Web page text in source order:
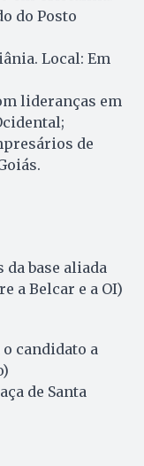
do Posto
Local: Em
lideranças em
de
base aliada
a Belcar e a OI)
candidato a
de Santa